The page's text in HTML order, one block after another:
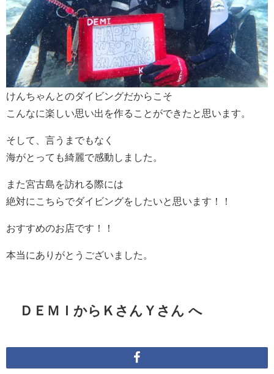
けんちゃんとのダイビングだからこそ
こんなに楽しい思い出を作ることができたと思います。
そして、言うまでもなく
海がとっても綺麗で感動しました。
また宮古島を訪れる際には
絶対にこちらでダイビングをしたいと思います！！
おすすめのお店です！！
本当にありがとうございました。
ＤＥＭＩからＫさんＹさん へ